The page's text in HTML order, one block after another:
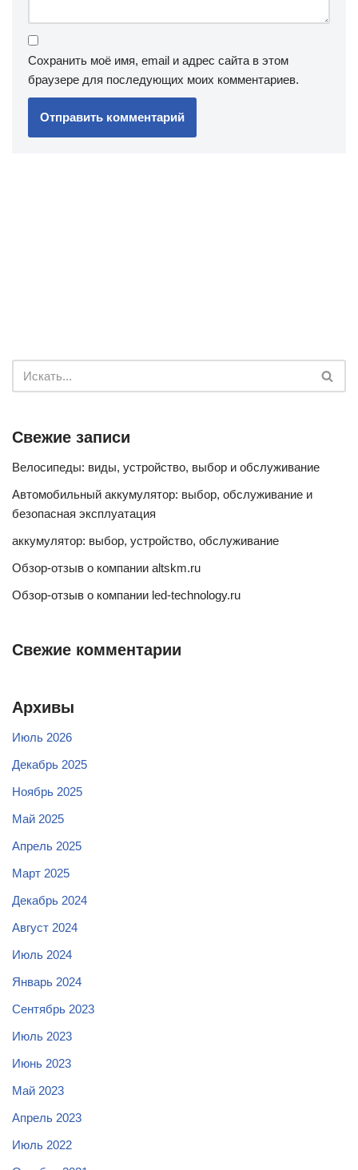
Сохранить моё имя, email и адрес сайта в этом
браузере для последующих моих комментариев.
Свежие записи
Велосипеды: виды, устройство, выбор и обслуживание
Автомобильный аккумулятор: выбор, обслуживание и
безопасная эксплуатация
аккумулятор: выбор, устройство, обслуживание
Обзор-отзыв о компании altskm.ru
Обзор-отзыв о компании led-technology.ru
Свежие комментарии
Архивы
Июль 2026
Декабрь 2025
Ноябрь 2025
Май 2025
Апрель 2025
Март 2025
Декабрь 2024
Август 2024
Июль 2024
Январь 2024
Сентябрь 2023
Июль 2023
Июнь 2023
Май 2023
Апрель 2023
Июль 2022